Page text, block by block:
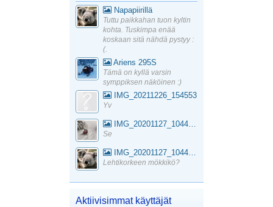
Napapiirillä
Tuttu paikkahan tuon kyltin
kohta. Tuskimpa enää
koskaan sitä nähdä pystyy :
(.
Ariens 295S
Tämä on kyllä varsin
symppiksen näköinen :)
IMG_20211226_154553
Yv
IMG_20201127_104441_1
Se
IMG_20201127_104441_1
Lehtikorkeen mökkikö?
Aktiivisimmat käyttäjät